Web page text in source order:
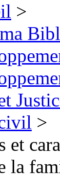
>
>
et
la